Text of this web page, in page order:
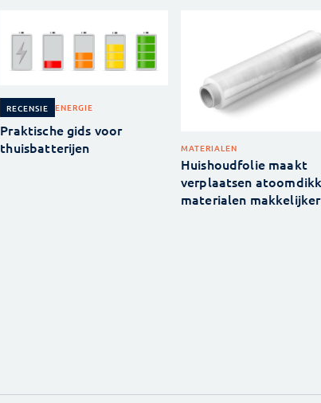
RECENSIE ENERGIE
Praktische gids voor
thuisbatterijen
MATERIALEN
Huishoudfolie maakt
verplaatsen
materialen makkelijker